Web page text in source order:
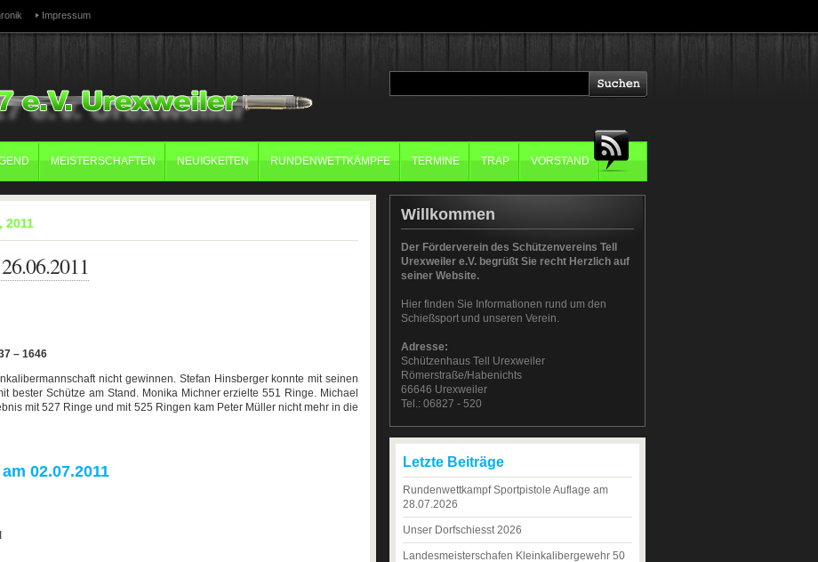
Impressum
MEISTERSCHAFTEN NEUIGKEITEN RUNDENWETTKÄMPFE TERMINE TRAP VORSTAND
2011
– 1646
nicht gewinnen. Stefan Hinsberger konnte mit seinen
bester Schütze am Stand. Monika Michner erzielte 551 Ringe. Michael
mit 527 Ringe und mit 525 Ringen kam Peter Müller nicht mehr in die
02.07.2011
Willkommen
Der Förderverein des Schützenvereins Tell
Urexweiler e.V. begrüßt Sie recht Herzlich auf
seiner Website.
Hier finden Sie Informationen rund um den
Schießsport und unseren Verein.
Adresse:
Schützenhaus Tell Urexweiler
Römerstraße/Habenichts
66646 Urexweiler
Tel.: 06827 - 520
Letzte Beiträge
Rundenwettkampf Sportpistole Auflage am
28.07.2026
Unser Dorfschiesst 2026
Landesmeisterschafen Kleinkalibergewehr 50